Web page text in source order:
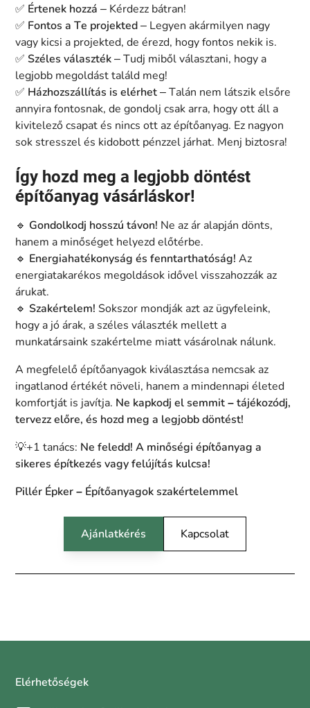
✅ Értenek hozzá – Kérdezz bátran!
✅ Fontos a Te projekted– Legyen akármilyen nagy
vagy kicsi a projekted, de érezd, hogy fontos nekik is.
✅Széles választék– Tudj miből választani, hogy a
legjobb megoldást találd meg!
✅ Házhozszállítás is elérhet– Talán nem látszik elsőre
annyira fontosnak, de gondolj csak arra, hogy ott áll a
kivitelező csapat és nincs ott az építőanyag. Ez nagyon
sok stresszel és kidobott pénzzel járhat. Menj biztosra!
Így hozd meg a legjobb döntést
építőanyag vásárláskor!
🔹 Gondolkodj hosszú távon! Ne az ár alapján dönts,
hanem a minőséget helyezd előtérbe.
🔹 Energiahatékonyság és fenntarthatóság! Az
energiatakarékos megoldások idővel visszahozzák az
árukat.
🔹Szakértelem! Sokszor mondják azt az ügyfeleink,
hogy a jó árak, a széles választék mellett a
munkatársaink szakértelme miatt vásárolnak nálunk.
A megfelelő építőanyagok kiválasztása nemcsak az
ingatlanod értékét növeli, hanem a mindennapi életed
komfortját is javítja. Ne kapkodj el semmit – tájékozódj,
tervezz előre, és hozd meg a legjobb döntést!
💡+1 tanács: Ne feledd! A minőségi építőanyag a
sikeres építkezés vagy felújítás kulcsa!
Pillér Épker – Építőanyagok szakértelemmel
Ajánlatkérés Kapcsolat
Elérhetőségek